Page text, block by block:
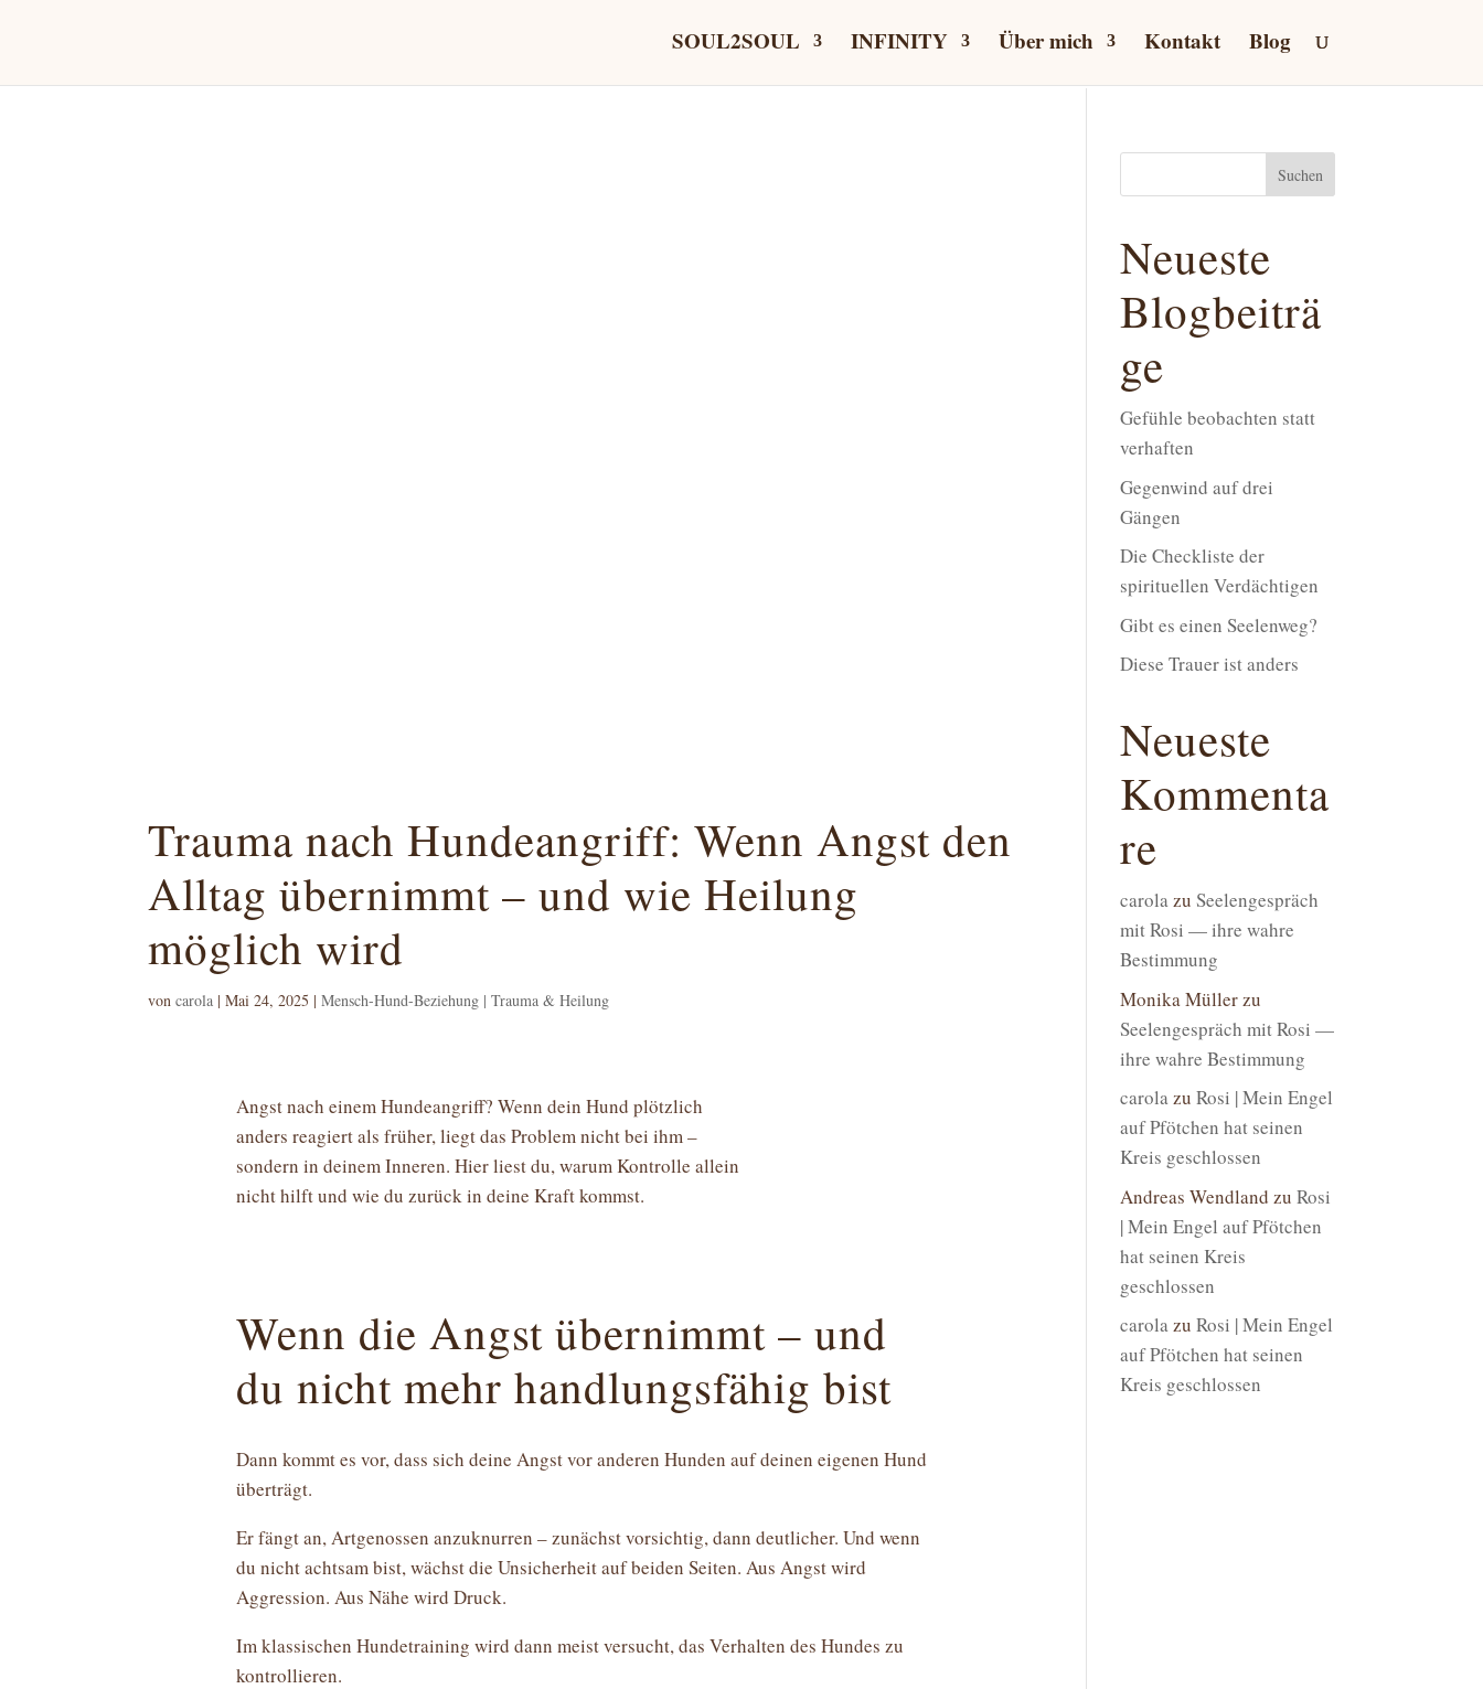
SOUL2SOUL INFINITY Über mich Kontakt Blog
Trauma nach Hundeangriff: Wenn Angst den
Alltag übernimmt – und wie Heilung
möglich wird
voncarola |Mai 24, 2025 |Mensch-Hund-Beziehung | Trauma & Heilung
Angst nach einem Hundeangriff? Wenn dein Hund plötzlich
anders reagiert als früher, liegt das Problem nicht bei ihm –
sondern in deinem Inneren. Hier liest du, warum Kontrolle allein
nicht hilft und wie du zurück in deine Kraft kommst.
Wenn die Angst übernimmt – und
du nicht mehr handlungsfähig bist
Dann kommt es vor, dass sich deine Angst vor anderen Hunden auf deinen eigenen Hund
überträgt.
Er fängt an, Artgenossen anzuknurren – zunächst vorsichtig, dann deutlicher. Und wenn
du nicht achtsam bist, wächst die Unsicherheit auf beiden Seiten. Aus Angst wird
Aggression. Aus Nähe wird Druck.
Im klassischen Hundetraining wird dann meist versucht, das Verhalten des Hundes zu
kontrollieren.
Suchen
Neueste
Blogbeiträ
ge
Gefühle beobachten statt
verhaften
Gegenwind auf drei
Gängen
Die Checkliste der
spirituellen Verdächtigen
Gibt es einen Seelenweg?
Diese Trauer ist anders
Neueste
Kommenta
re
carolazuSeelengespräch
mit Rosi — ihre wahre
Bestimmung
Monika Müller zu
Seelengespräch mit Rosi —
ihre wahre Bestimmung
carolazuRosi | Mein Engel
auf Pfötchen hat seinen
Kreis geschlossen
Andreas Wendland zuRosi
| Mein Engel auf Pfötchen
hat seinen Kreis
geschlossen
carolazuRosi | Mein Engel
auf Pfötchen hat seinen
Kreis geschlossen